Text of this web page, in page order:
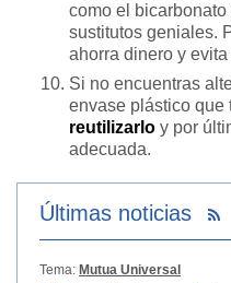
como el
sustitutos geniales.
ahorra dinero y
Si no encuentras
envase plástico que
reutilizarlo y por
adecuada.
Últimas noticias
Tema: Mutua Universal